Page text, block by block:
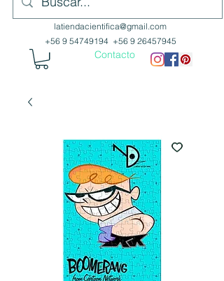
latiendacientifica@gmail.com
+56 9 54749194 +56 9 26457945
Contacto